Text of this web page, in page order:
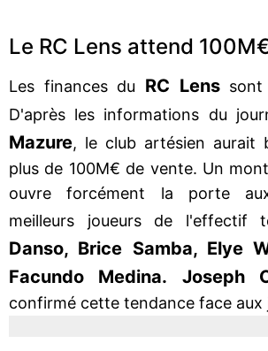
Le RC Lens attend
Les finances du RC Lenssont
D'après les informations du
Mazure, le club artésien aurait
plus de 100M€ de vente. Un
ouvre forcément la porte
meilleurs joueurs de l'effectif
Danso, Brice Samba, Elye
Facundo Medina. Joseph
confirmé cette tendance face aux